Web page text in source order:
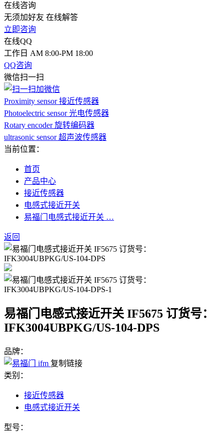
在线咨询
无须加好友 在线解答
立即咨询
在线QQ
工作日 AM 8:00-PM 18:00
QQ咨询
微信扫一扫
Proximity sensor 接近传感器
Photoelectric sensor 光电传感器
Rotary encoder 旋转编码器
ultrasonic sensor 超声波传感器
当前位置：
首页
产品中心
接近传感器
电感式接近开关
易福门电感式接近开关 …
返回
易福门电感式接近开关 IF5675 订货号：
IFK3004UBPKG/US-104-DPS
品牌：
复制链接
类别：
接近传感器
电感式接近开关
型号：